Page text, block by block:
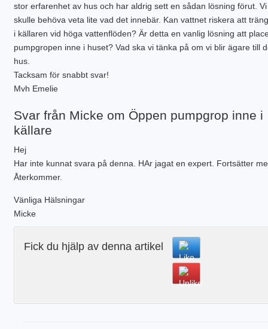
PLATTA – VÄXTHUS
KOMPENSATIONSGRUNDL.
RADONSÄKRA DIN KÄLLARE
SYLLBYTE
SÄTTNINGSSKADOR
L-STÖD OCH STÖDMURAR
MARKUNDERSÖKNING
KANTELEMENT
PLINTGRUND
TJÄLDJUP
VATTENBUREN GOLVVÄRME
stor erfarenhet av hus och har aldrig sett en sådan lösning förut. Vi
skulle behöva veta lite vad det innebär. Kan vattnet riskera att
i källaren vid höga vattenflöden? Är detta en vanlig lösning att
pumpgropen inne i huset? Vad ska vi tänka på om vi blir ägare till
hus.
Tacksam för snabbt svar!
Mvh Emelie
Svar från Micke om Öppen pumpgrop inne i
källare
Hej
Har inte kunnat svara på denna. HAr jagat en expert. Fortsätter
Återkommer.
Vänliga Hälsningar
Micke
Fick du hjälp av denna artikel